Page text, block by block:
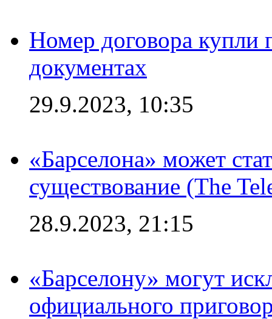
Номер договора купли
документах
29.9.2023, 10:35
«Барселона» может
существование (The
28.9.2023, 21:15
«Барселону» могут
официального